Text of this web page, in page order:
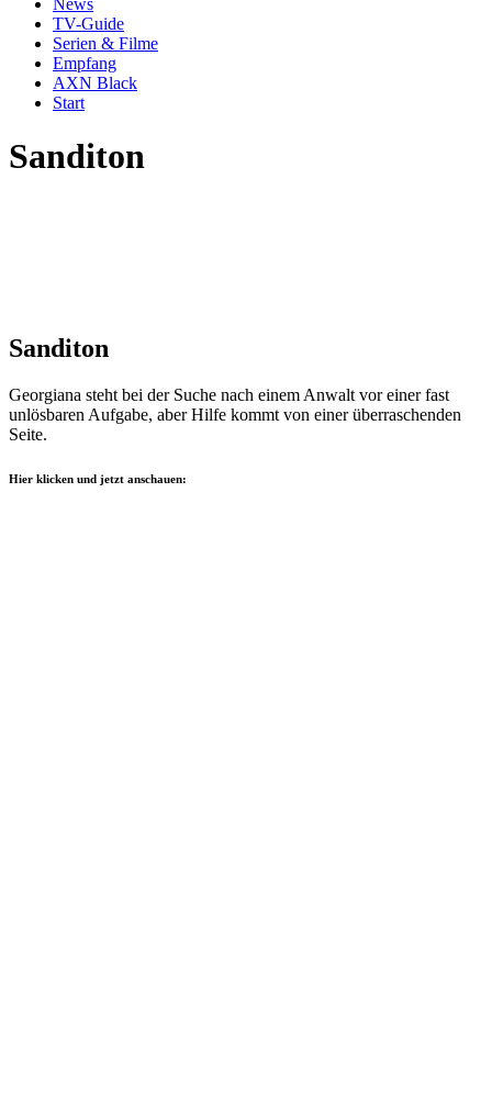
News
TV-Guide
Serien & Filme
Empfang
AXN Black
Start
Sanditon
Sanditon
Georgiana steht bei der Suche nach einem Anwalt vor einer fast
unlösbaren Aufgabe, aber Hilfe kommt von einer überraschenden
Seite.
Hier klicken und jetzt anschauen: